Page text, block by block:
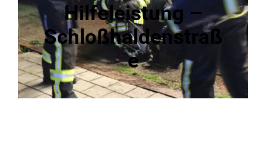
Hilfeleistung –
Schloßhaldenstraß
e